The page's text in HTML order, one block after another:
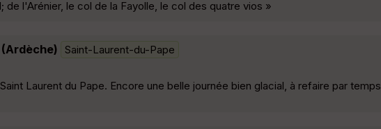
de l'Arénier, le col de la Fayolle, le col des quatre vios »
Saint-Laurent-du-Pape
Laurent du Pape. Encore une belle journée bien glacial, à refaire par temps